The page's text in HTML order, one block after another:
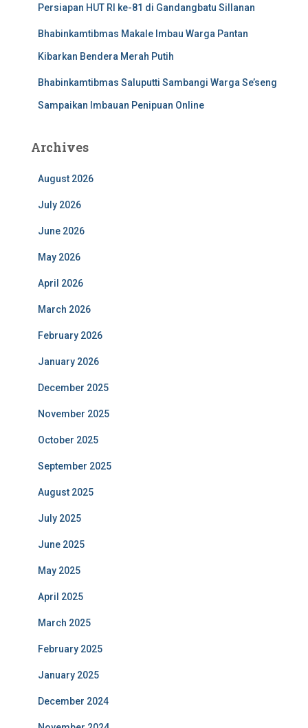
Persiapan HUT RI ke-81 di Gandangbatu Sillanan
Bhabinkamtibmas Makale Imbau Warga Pantan
Kibarkan Bendera Merah Putih
Bhabinkamtibmas Saluputti Sambangi Warga Se’seng
Sampaikan Imbauan Penipuan Online
Archives
August 2026
July 2026
June 2026
May 2026
April 2026
March 2026
February 2026
January 2026
December 2025
November 2025
October 2025
September 2025
August 2025
July 2025
June 2025
May 2025
April 2025
March 2025
February 2025
January 2025
December 2024